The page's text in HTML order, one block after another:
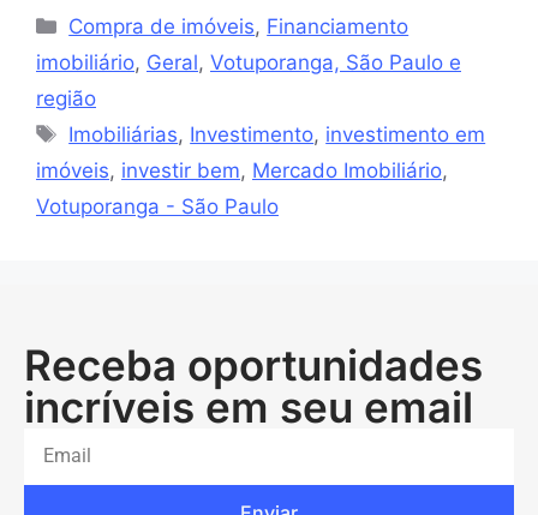
Compra de imóveis, Financiamento
imobiliário, Geral, Votuporanga, São Paulo e
região
Imobiliárias, Investimento, investimento em
imóveis, investir bem, Mercado Imobiliário,
Votuporanga - São Paulo
Receba oportunidades
incríveis em seu email